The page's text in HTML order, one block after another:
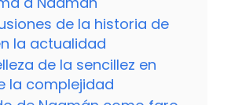
de la historia de
la actualidad
de la sencillez en
la complejidad